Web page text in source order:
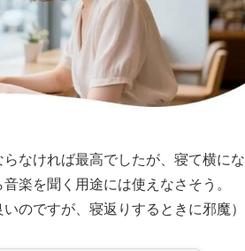
なければ最高でしたが、寝て横にな
楽を聞く用途には使えなさそう。
いのですが、寝返りするときに邪魔）